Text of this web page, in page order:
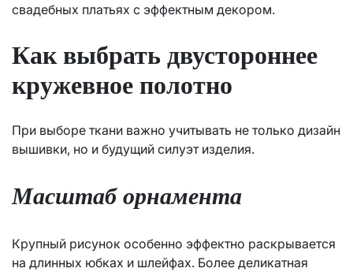
свадебных платьях с эффектным декором.
Как выбрать двустороннее
кружевное полотно
При выборе ткани важно учитывать не только дизайн
вышивки, но и будущий силуэт изделия.
Масштаб орнамента
Крупный рисунок особенно эффектно раскрывается
на длинных юбках и шлейфах. Более деликатная